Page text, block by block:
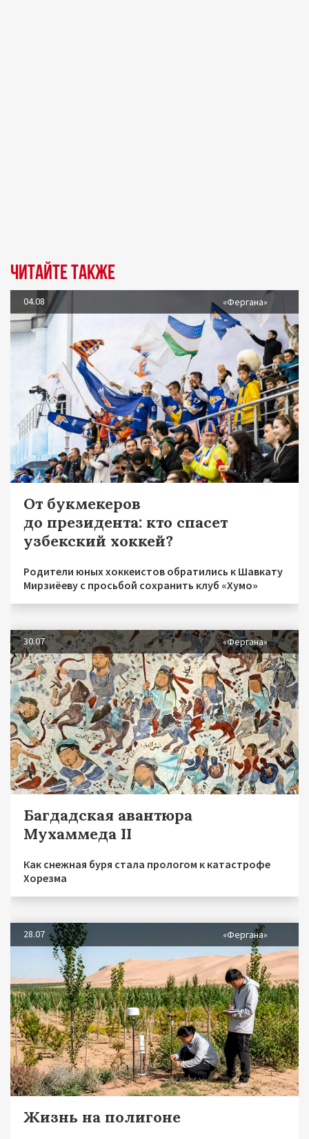
Читайте также
04.08 «Фергана»
От букмекеров
до президента: кто спасет
узбекский хоккей?
Родители юных хоккеистов обратились к Шавкату
Мирзиёеву с просьбой сохранить клуб «Хумо»
30.07 «Фергана»
Багдадская авантюра
Мухаммеда II
Как снежная буря стала прологом к катастрофе
Хорезма
28.07 «Фергана»
Жизнь на полигоне